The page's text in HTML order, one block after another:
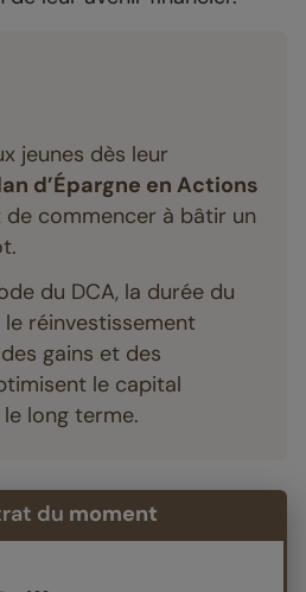
jeunes dès leur
d’Épargne en Actions
de commencer à bâtir un
du DCA, la durée du
réinvestissement
gains et des
le capital
long terme.
du moment